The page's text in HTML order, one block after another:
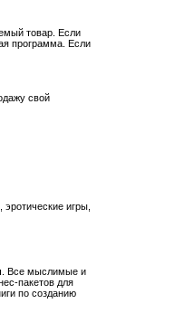
товар. Если
программа. Если
свой
игры,
Все мыслимые и
пакетов для
по созданию